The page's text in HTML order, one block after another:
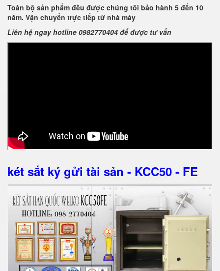
Toàn bộ sản phẩm đều được chúng tôi bảo hành 5 đến 10
năm. Vận chuyển trực tiếp từ nhà máy
Liên hệ ngay hotline 0982770404 để được tư vấn
két sắt ký gửi tài sản - KCC50 - FE